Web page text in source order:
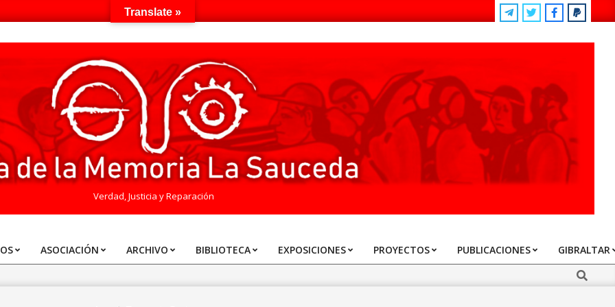
Verdad, Justicia y Reparación
ASOCIACIÓN ARCHIVO BIBLIOTECA EXPOSICIONES PROYECTOS PUBLICACIONES GIBRALTAR
Search
Translate »